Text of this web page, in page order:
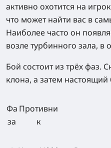
активно охотится на
что может найти вас в
Наиболее часто он
возле турбинного зала,
Бой состоит из трёх фаз.
клона, а затем настоящий
Фа
за
Противни
к